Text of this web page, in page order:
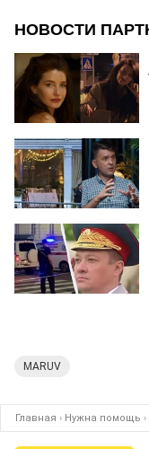
MARUV
Главная › Нужна помощь ›